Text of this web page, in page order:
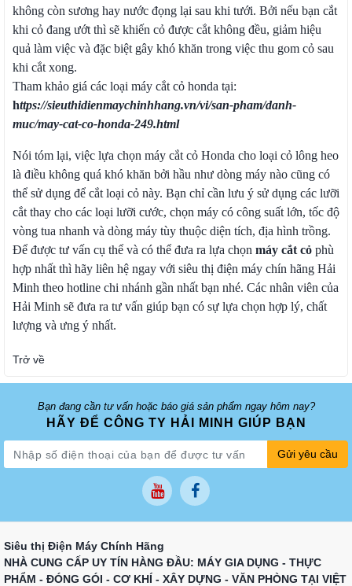
không còn sương hay nước đọng lại sau khi tưới. Bởi nếu bạn cắt
khi cỏ đang ướt thì sẽ khiến cỏ được cắt không đều, giảm hiệu
quả làm việc và đặc biệt gây khó khăn trong việc thu gom cỏ sau
khi cắt xong.
Tham khảo giá các loại máy cắt cỏ honda tại:
https://sieuthidienmaychinhhang.vn/vi/san-pham/danh-
muc/may-cat-co-honda-249.html
Nói tóm lại, việc lựa chọn máy cắt cỏ Honda cho loại cỏ lông heo
là điều không quá khó khăn bởi hầu như dòng máy nào cũng có
thể sử dụng để cắt loại cỏ này. Bạn chỉ cần lưu ý sử dụng các lưỡi
cắt thay cho các loại lưỡi cước, chọn máy có công suất lớn, tốc độ
vòng tua nhanh và dòng máy tùy thuộc diện tích, địa hình trồng.
Để được tư vấn cụ thể và có thể đưa ra lựa chọn máy cắt cỏ phù
hợp nhất thì hãy liên hệ ngay với siêu thị điện máy chín hãng Hải
Minh theo hotline chi nhánh gần nhất bạn nhé. Các nhân viên của
Hải Minh sẽ đưa ra tư vấn giúp bạn có sự lựa chọn hợp lý, chất
lượng và ưng ý nhất.
Trở về
Bạn đang cần tư vấn hoặc báo giá sản phẩm ngay hôm nay?
HÃY ĐỂ CÔNG TY HẢI MINH GIÚP BẠN
Gửi yêu cầu
Siêu thị Điện Máy Chính Hãng
NHÀ CUNG CẤP UY TÍN HÀNG ĐẦU: MÁY GIA DỤNG - THỰC
PHẨM - ĐÓNG GÓI - CƠ KHÍ - XÂY DỰNG - VĂN PHÒNG TẠI VIỆT